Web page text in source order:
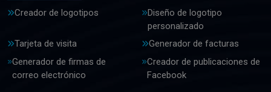
Creador de logotipos
Diseño de logotipo
personalizado
Tarjeta de visita
Generador de facturas
Generador de firmas de
correo electrónico
Creador de publicaciones de
Facebook